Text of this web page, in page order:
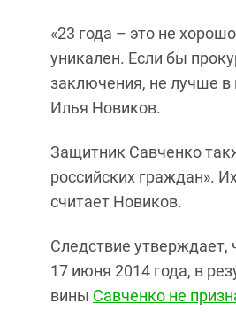
«23 года – это не
уникален. Если бы
заключения, не лучше в
Илья Новиков.
Защитник Савченко
российских граждан».
считает Новиков.
Следствие утверждает,
17 июня 2014 года, в
вины Савченко не